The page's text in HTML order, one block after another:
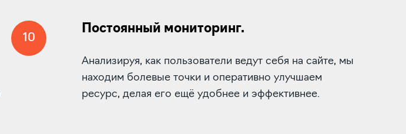
10
Постоянный мониторинг.
Анализируя, как пользователи ведут себя на сайте, мы
находим болевые точки и оперативно улучшаем
ресурс, делая его ещё удобнее и эффективнее.